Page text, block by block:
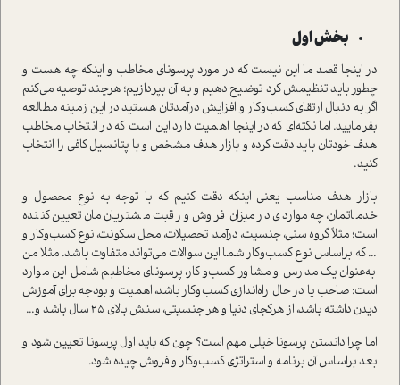
بخش اول
در اینجا قصد ما این نیست که در مورد پرسونای مخاطب و اینکه چه هست و
چطور باید تنظیمش کرد توضیح دهیم و به آن بپردازیم؛ هرچند توصیه می‌کنم
اگر به دنبال ارتقای کسب‌وکار و افزایش درآمدتان هستید در این زمینه مطالعه
بفرمایید. اما نکته‌ای که در اینجا اهمیت دارد این است که در انتخاب مخاطب
هدف خودتان باید دقت کرده و بازار هدف مشخص و با پتانسیل کافی را انتخاب
کنید.
بازار هدف مناسب یعنی اینکه دقت کنیم که با توجه به نوع محصول و
خدماتمان، چه مواردی در میزان فروش و رقبت مشتریان‌مان تعیین کننده
است؛ مثلاً گروه سنی، جنسیت، درآمد، تحصیلات، محل سکونت، نوع کسب‌وکار و
... که براساس نوع کسب‌وکار شما این سوالات می‌تواند متفاوت باشد. مثلا من
به‌عنوان یک مدرس و مشاور کسب‌وکار، پرسونای مخاطبم شامل این موارد
است: صاحب یا در حال راه‌اندازی کسب‌وکار باشد، اهمیت و بودجه برای آموزش
دیدن داشته باشد، از هرکجای دنیا و هر جنسیتی، سنش بالای 25 سال باشد و...
اما چرا دانستن پرسونا خیلی مهم است؟ چون که باید اول پرسونا تعیین شود و
بعد براساس آن برنامه و استراتژی کسب‌وکار و فروش چیده شود.